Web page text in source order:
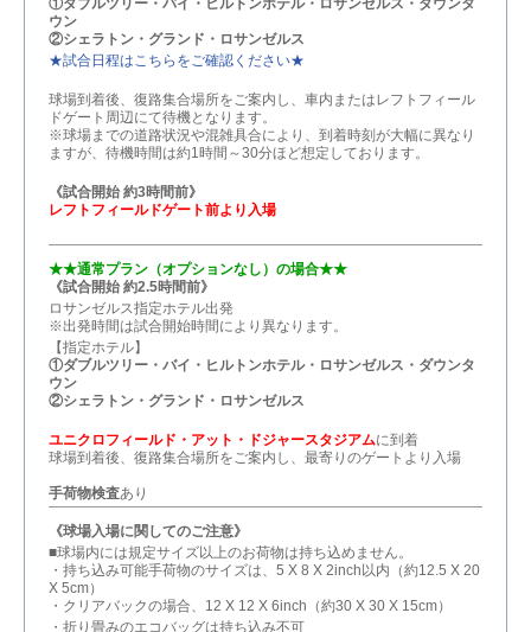
ウン
②シェラトン・グランド・ロサンゼルス
★試合日程はこちらをご確認ください★
球場到着後、復路集合場所をご案内し、車内またはレフトフィール
ドゲート周辺にて待機となります。
※球場までの道路状況や混雑具合により、到着時刻が大幅に異なり
ますが、待機時間は約1時間～30分ほど想定しております。
《試合開始 約3時間前》
レフトフィールドゲート前より入場
★★通常プラン（オプションなし）の場合★★
《試合開始 約2.5時間前》
ロサンゼルス指定ホテル出発
※出発時間は試合開始時間により異なります。
【指定ホテル】
①ダブルツリー・バイ・ヒルトンホテル・ロサンゼルス・ダウンタ
ウン
②シェラトン・グランド・ロサンゼルス
ユニクロフィールド・アット・ドジャースタジアムに到着
球場到着後、復路集合場所をご案内し、最寄りのゲートより入場
手荷物検査あり
《球場入場に関してのご注意》
■球場内には規定サイズ以上のお荷物は持ち込めません。
・持ち込み可能手荷物のサイズは、5 X 8 X 2inch以内（約12.5 X 20
X 5cm）
・クリアバックの場合、12 X 12 X 6inch（約30 X 30 X 15cm）
・折り畳みのエコバッグは持ち込み不可